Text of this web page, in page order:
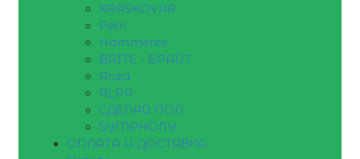
KRASKOVAR
Petri
Hammerite
BRITE - БРАЙТ
Anza
ALPA
СДЕЛАЙ ПОЛ
SYMPHONY
ОПЛАТА И ДОСТАВКА